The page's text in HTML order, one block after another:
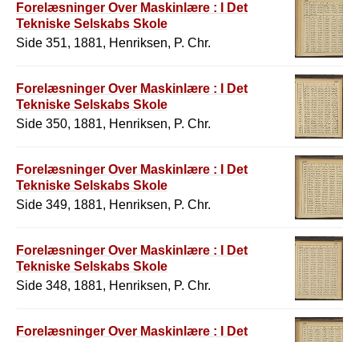
Forelæsninger Over Maskinlære : I Det
Tekniske Selskabs Skole
Side 351, 1881, Henriksen, P. Chr.
Forelæsninger Over Maskinlære : I Det
Tekniske Selskabs Skole
Side 350, 1881, Henriksen, P. Chr.
Forelæsninger Over Maskinlære : I Det
Tekniske Selskabs Skole
Side 349, 1881, Henriksen, P. Chr.
Forelæsninger Over Maskinlære : I Det
Tekniske Selskabs Skole
Side 348, 1881, Henriksen, P. Chr.
Forelæsninger Over Maskinlære : I Det